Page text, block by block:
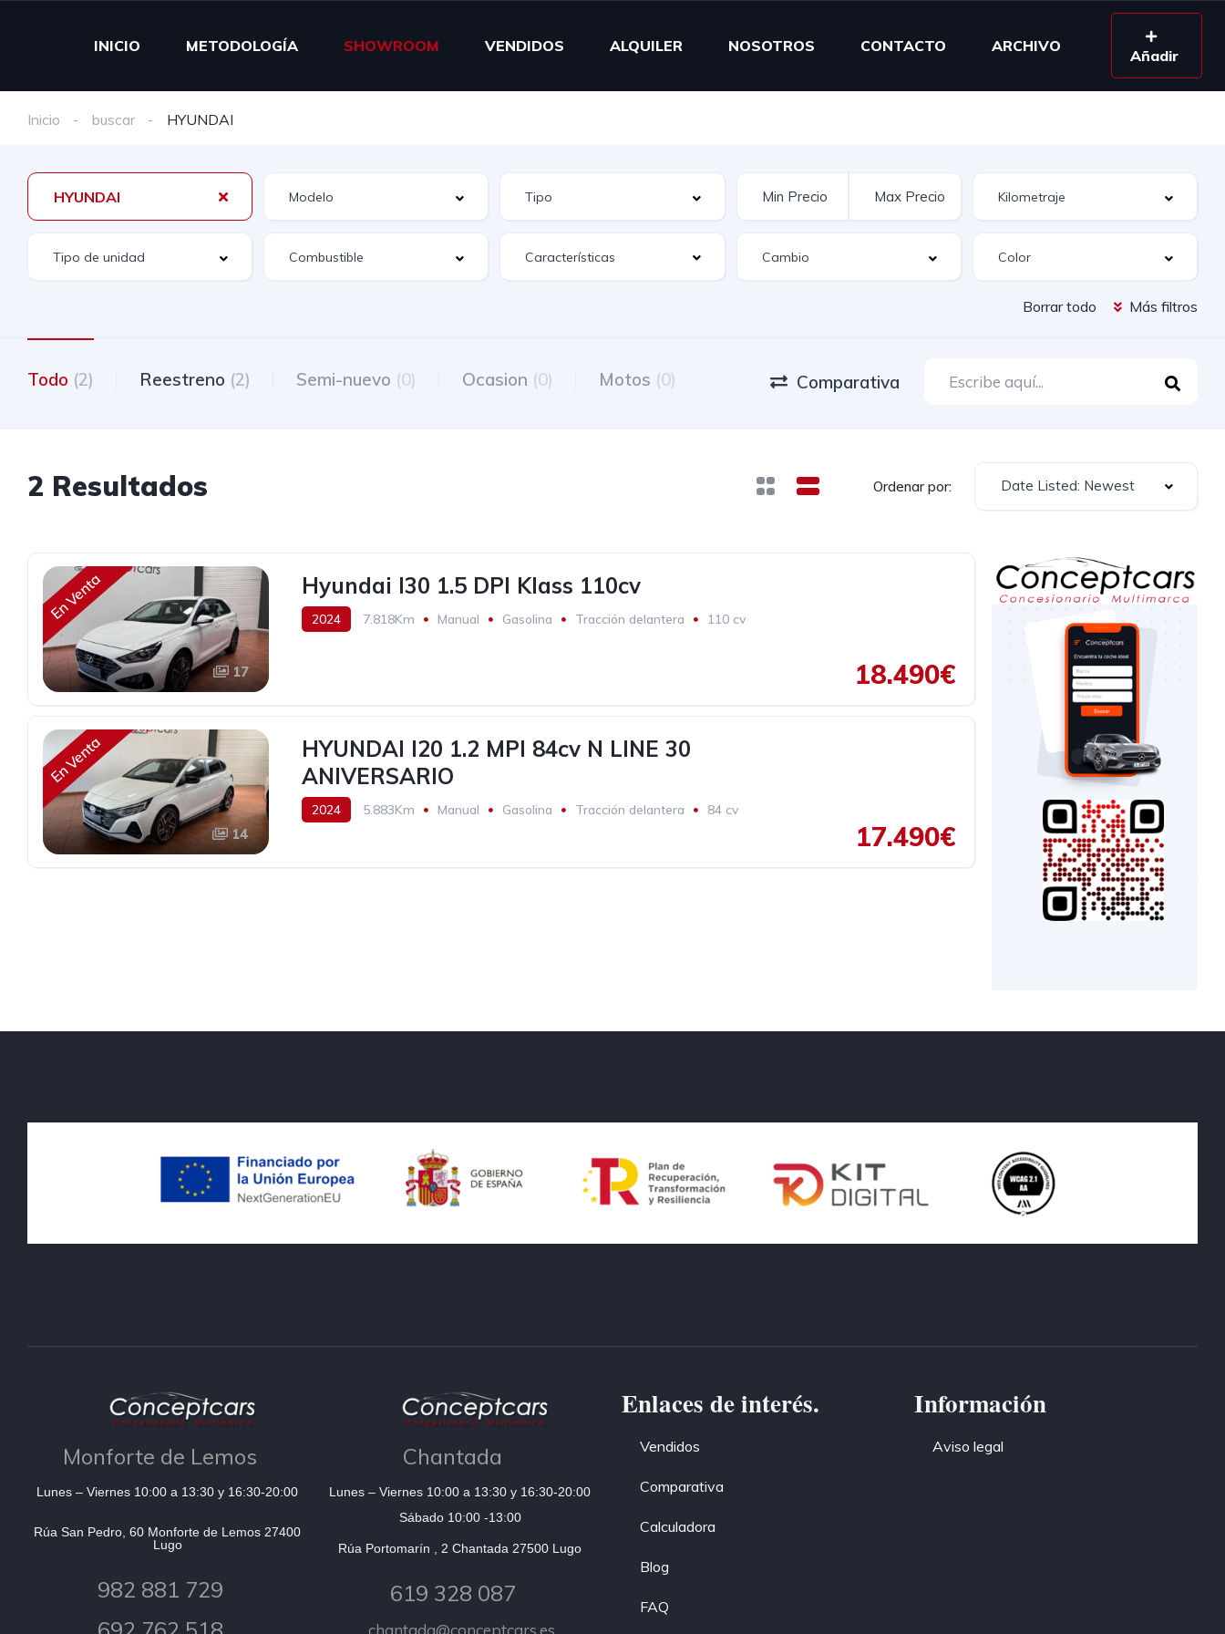
INICIO METODOLOGÍA SHOWROOM VENDIDOS ALQUILER NOSOTROS CONTACTO ARCHIVO
Añadir
Inicio buscar HYUNDAI
HYUNDAI
Características
Borrar todo Más filtros
Todo (2) Reestreno (2) Semi-nuevo (0) Ocasion (0) Motos (0) Comparativa
2 Resultados Ordenar por: Date Listed: Newest
En Venta
17
Hyundai I30 1.5 DPI Klass 110cv
2024 7.818Km Manual Gasolina Tracción delantera
110 cv
18.490€
En Venta
14
HYUNDAI I20 1.2 MPI 84cv N LINE 30
ANIVERSARIO
2024 5.883Km Manual Gasolina Tracción delantera
84 cv
17.490€
Monforte de Lemos
Lunes – Viernes 10:00 a 13:30 y 16:30-20:00
Rúa San Pedro, 60 Monforte de Lemos 27400
Lugo
982 881 729
Chantada
Lunes – Viernes 10:00 a 13:30 y 16:30-20:00
Sábado 10:00 -13:00
Rúa Portomarín , 2 Chantada 27500 Lugo
619 328 087
chantada@conceptcars.es
Enlaces de interés.
Vendidos
Comparativa
Calculadora
Blog
FAQ
Información
Aviso legal